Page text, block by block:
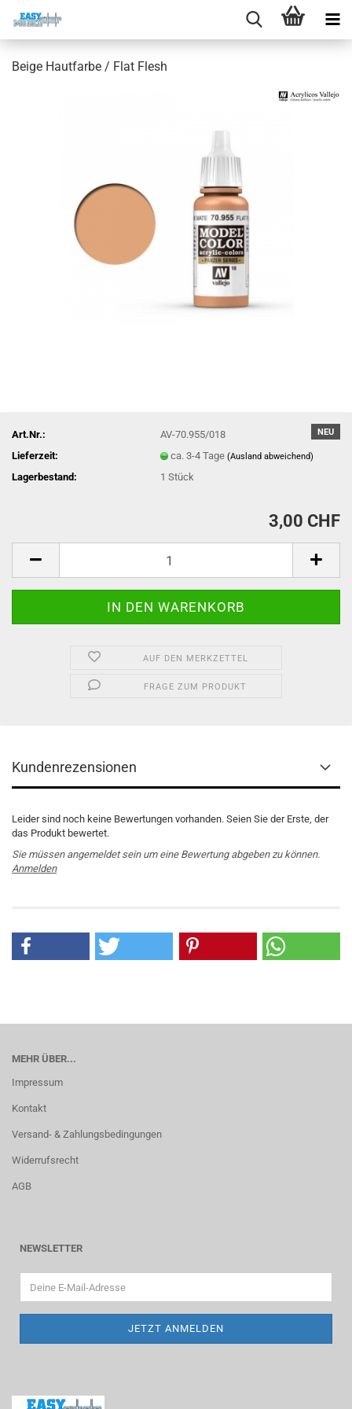
Beige Hautfarbe / Flat Flesh
NEU
Art.Nr.:
AV-70.955/018
Lieferzeit:
ca. 3-4 Tage(Ausland abweichend)
Lagerbestand: 1Stück
3,00 CHF
AUF DEN MERKZETTEL
FRAGE ZUM PRODUKT
Kundenrezensionen
Leider sind noch keine Bewertungen vorhanden. Seien Sie der Erste, der
das Produkt bewertet.
Sie müssen angemeldet sein um eine Bewertung abgeben zu können.
Anmelden
MEHR ÜBER...
Impressum
Kontakt
Versand- & Zahlungsbedingungen
Widerrufsrecht
AGB
NEWSLETTER